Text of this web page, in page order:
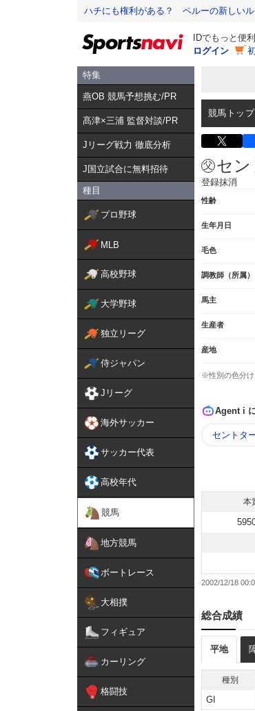
ハチにも権利がある？ ペルーの新しい
IDでもっと便
ログイン
特集
燕OB 競馬予想挑む/PR
髙津×三浦 監督対談/PR
Jリーグ戦力 徹底分析
J国立試合に無料招待
種目
プロ野球
MLB
高校野球
大学野球
独立リーグ
侍ジャパン
Jリーグ
海外サッカー
サッカー代表
高校年代
競馬
地方競馬
ボートレース
大相撲
フィギュア
カーリング
格闘技
競馬トップ
セン
登録抹消
性齢
生年月日
毛色
調教師（所属）
馬主
生産者
産地
※性別の色分
Agent i
セントタ
本
2002/12/18
総合成績
平地
種別
GI